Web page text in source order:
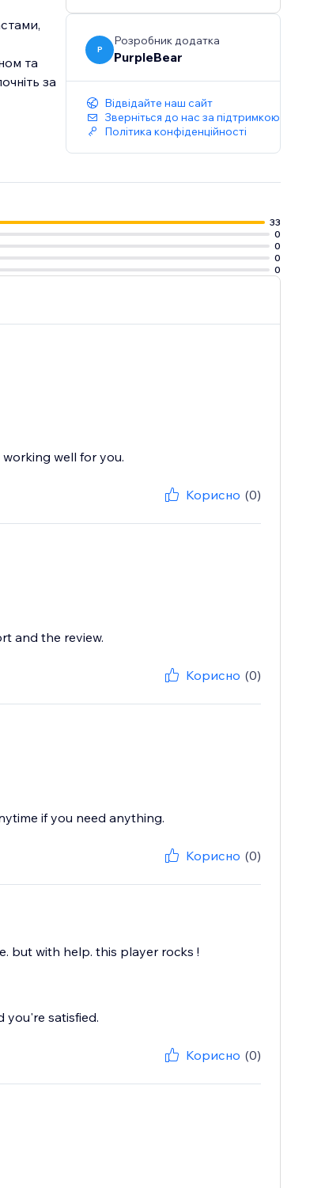
та
за
P
Розробник додатка
PurpleBear
Відвідайте наш сайт
Зверніться до нас за підтримкою
Політика конфіденційності
33
0
0
0
0
well for you.
Корисно (0)
and the review.
Корисно (0)
if you need anything.
Корисно (0)
but with help. this player rocks !
you're satisfied.
Корисно (0)